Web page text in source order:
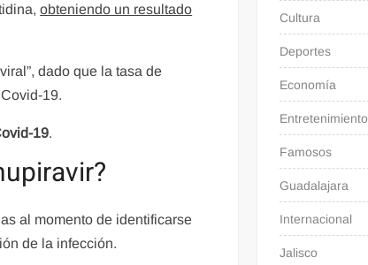
obteniendo un resultado
dado que la tasa de
19.
19.
al momento de identificarse
de la infección.
Cultura
Deportes
Economía
Entretenimiento
Famosos
Guadalajara
Internacional
Jalisco